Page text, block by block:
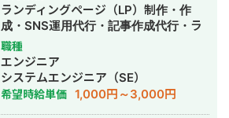
ランディングページ（LP）制作・作
成・SNS運用代行・記事作成代行・ラ
イティング・事務代行・ホームページ
制作・作成・動画制作・動画編集
職種
エンジニア
システムエンジニア（SE）
希望時給単価 1,000円～3,000円